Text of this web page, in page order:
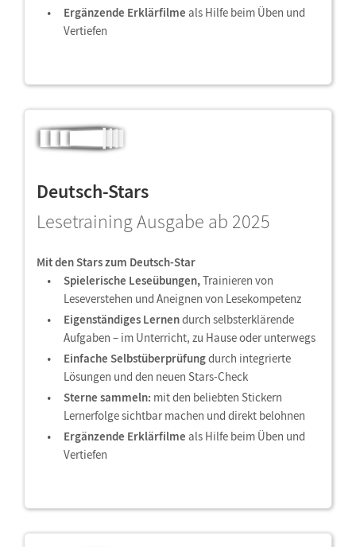
Ergänzende Erklärfilme als Hilfe beim Üben und
Vertiefen
Deutsch-Stars
Lesetraining Ausgabe ab 2025
Mit den Stars zum Deutsch-Star
Spielerische Leseübungen,Trainieren von
Leseverstehen und Aneignen von Lesekompetenz
Eigenständiges Lernendurch selbsterklärende
Aufgaben – im Unterricht, zu Hause oder unterwegs
Einfache Selbstüberprüfungdurch integrierte
Lösungen und den neuen Stars-Check
Sterne sammeln: mit den beliebten Stickern
Lernerfolge sichtbar machen und direkt belohnen
Ergänzende Erklärfilme als Hilfe beim Üben und
Vertiefen